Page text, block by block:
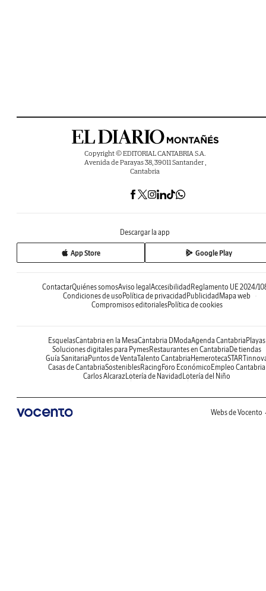
Copyright © EDITORIAL CANTABRIA S.A.
Avenida de Parayas 38, 39011 Santander ,
Cantabria
Descargar la app
App Store Google Play
ContactarQuiénes somosAviso legal Accesibilidad Reglamento UE 2024/
Condiciones de uso Política de privacidad Publicidad Mapa web
Compromisos editorialesPolítica de cookies
EsquelasCantabria en la MesaCantabria DModaAgenda Cantabria Playas
Soluciones digitales para PymesRestaurantes en Cantabria De tiendas
Guía Sanitaria Puntos de VentaTalento Cantabria Hemeroteca
Casas de CantabriaSosteniblesRacing Foro Económico Empleo Cantabria
Carlos AlcarazLotería de Navidad Lotería del Niño
Webs de Vocento